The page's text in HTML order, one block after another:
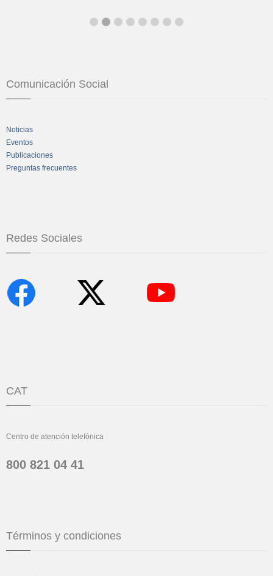
Comunicación Social
Noticias
Eventos
Publicaciones
Preguntas frecuentes
Redes Sociales
CAT
Centro de atención telefónica
800 821 04 41
Términos y condiciones